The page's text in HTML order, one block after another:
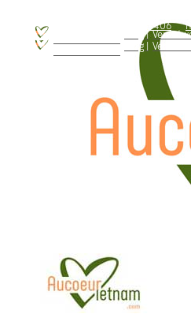
WhatsApp: +84.909.426.406
Blog |
Blog |